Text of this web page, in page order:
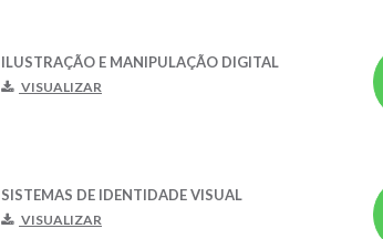
ILUSTRAÇÃO E MANIPULAÇÃO DIGITAL
VISUALIZAR
SISTEMAS DE IDENTIDADE VISUAL
VISUALIZAR